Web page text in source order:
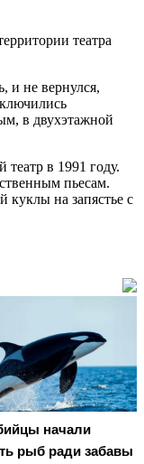
театра
и не вернулся,
в двухэтажной
в 1991 году.
пьесам.
куклы на запястье с
начали
рыб ради забавы